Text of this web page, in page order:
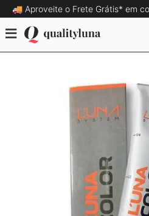
🚚 Aproveite o Frete Grátis* em